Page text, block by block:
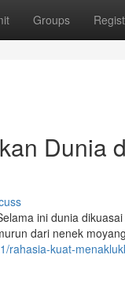
Groups
Dunia
ini dunia
dari nenek
rahasia-kuat-